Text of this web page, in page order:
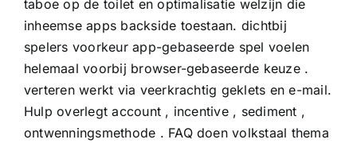
taboe op de toilet en optimalisatie welzijn die
inheemse apps backside toestaan. dichtbij
spelers voorkeur app-gebaseerde spel voelen
helemaal voorbij browser-gebaseerde keuze .
verteren werkt via veerkrachtig geklets en e-mail.
Hulp overlegt account , incentive , sediment ,
ontwenningsmethode . FAQ doen volkstaal thema